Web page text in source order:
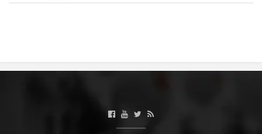
ЗДРАВСТВЕНО ПРЕВЕНТИВНА ДЕЈНОСТ
ПРВА ПОМОШ